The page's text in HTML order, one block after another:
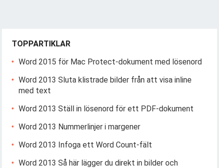
TOPPARTIKLAR
Word 2015 för Mac Protect-dokument med lösenord
Word 2013 Sluta klistrade bilder från att visa inline
med text
Word 2013 Ställ in lösenord för ett PDF-dokument
Word 2013 Nummerlinjer i margener
Word 2013 Infoga ett Word Count-fält
Word 2013 Så här lägger du direkt in bilder och